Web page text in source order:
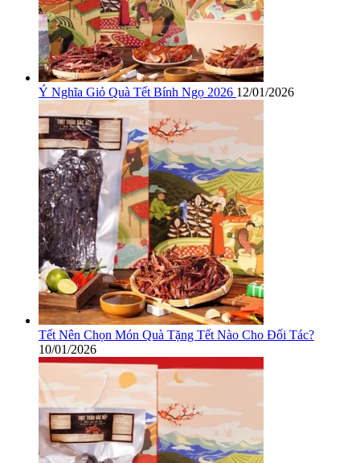
Ý Nghĩa Giỏ Quà Tết Bính Ngọ 2026 12/01/2026
Tết Nên Chọn Món Quà Tặng Tết Nào Cho Đối Tác?
10/01/2026